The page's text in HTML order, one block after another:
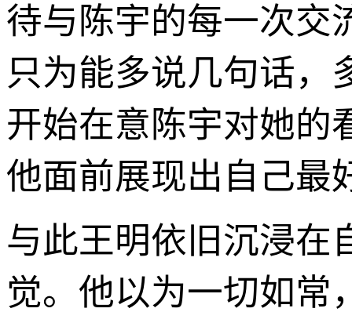
待与陈宇的每一次交
只为能多说几句话，
开始在意陈宇对她的
他面前展现出自己最
与此王明依旧沉浸在
觉。他以为一切如常